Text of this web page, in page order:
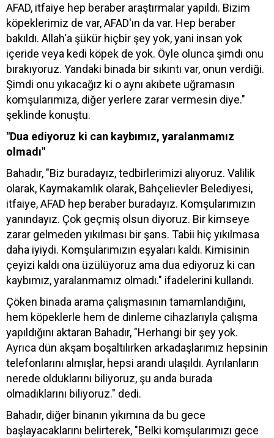
AFAD, itfaiye hep beraber araştırmalar yapıldı. Bizim
köpeklerimiz de var, AFAD'ın da var. Hep beraber
bakıldı. Allah'a şükür hiçbir şey yok, yani insan yok
içeride veya kedi köpek de yok. Öyle olunca şimdi onu
bırakıyoruz. Yandaki binada bir sıkıntı var, onun verdiği.
Şimdi onu yıkacağız ki o aynı akıbete uğramasın
komşularımıza, diğer yerlere zarar vermesin diye."
şeklinde konuştu.
"Dua ediyoruz ki can kaybımız, yaralanmamız
olmadı"
Bahadır, "Biz buradayız, tedbirlerimizi alıyoruz. Valilik
olarak, Kaymakamlık olarak, Bahçelievler Belediyesi,
itfaiye, AFAD hep beraber buradayız. Komşularımızın
yanındayız. Çok geçmiş olsun diyoruz. Bir kimseye
zarar gelmeden yıkılması bir şans. Tabii hiç yıkılmasa
daha iyiydi. Komşularımızın eşyaları kaldı. Kimisinin
çeyizi kaldı ona üzülüyoruz ama dua ediyoruz ki can
kaybımız, yaralanmamız olmadı." ifadelerini kullandı.
Çöken binada arama çalışmasının tamamlandığını,
hem köpeklerle hem de dinleme cihazlarıyla çalışma
yapıldığını aktaran Bahadır, "Herhangi bir şey yok.
Ayrıca dün akşam boşaltılırken arkadaşlarımız hepsinin
telefonlarını almışlar, hepsi arandı ulaşıldı. Ayrılanların
nerede olduklarını biliyoruz, şu anda burada
olmadıklarını biliyoruz." dedi.
Bahadır, diğer binanın yıkımına da bu gece
başlayacaklarını belirterek, "Belki komşularımızı gece